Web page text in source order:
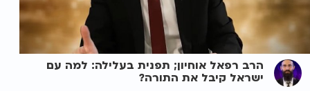
הרב רפאל אוחיון; תפנית בעלילה: למה עם
ישראל קיבל את התורה?